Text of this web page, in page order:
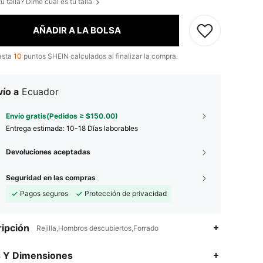
AÑADIR A LA BOLSA
10 puntos SHEIN calculados al finalizar la compra.
a Ecuador
Envío gratis(Pedidos ≥ $150.00)
Entrega estimada: 10-18 Días laborables
Devoluciones aceptadas
Seguridad en las compras
Pagos seguros
Protección de privacidad
Rejilla,Hombros descubiertos,Forrado
Y Dimensiones